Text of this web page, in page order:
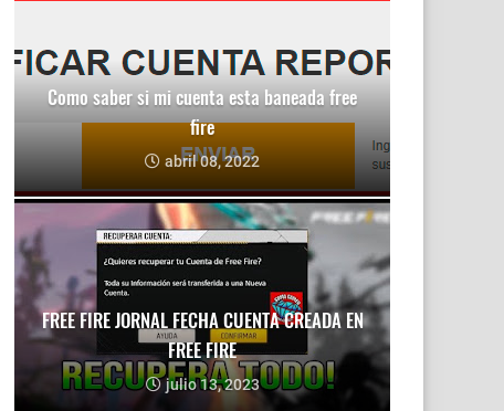
Como saber si mi cuenta esta baneada free
fire
abril 08, 2022
FREE FIRE JORNAL FECHA CUENTA CREADA EN
FREE FIRE
julio 13, 2023